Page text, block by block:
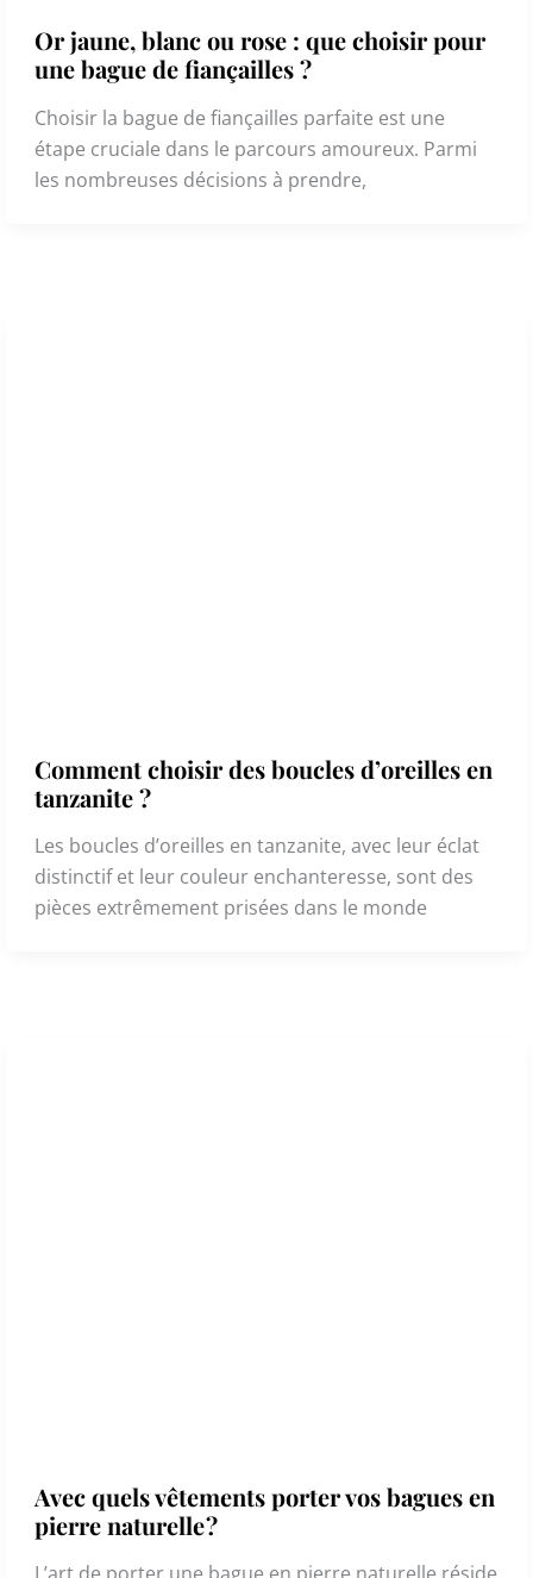
Or jaune, blanc ou rose : que choisir pour
une bague de fiançailles ?
Choisir la bague de fiançailles parfaite est une
étape cruciale dans le parcours amoureux. Parmi
les nombreuses décisions à prendre,
Comment choisir des boucles d’oreilles en
tanzanite ?
Les boucles d’oreilles en tanzanite, avec leur éclat
distinctif et leur couleur enchanteresse, sont des
pièces extrêmement prisées dans le monde
Avec quels vêtements porter vos bagues en
pierre naturelle ?